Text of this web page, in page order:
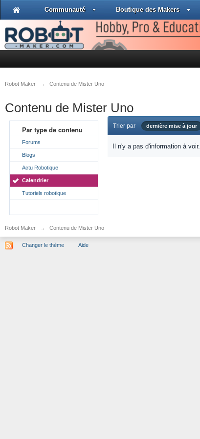
Communauté Boutique des Makers
Robot Maker → Contenu de Mister Uno
Contenu de Mister Uno
Par type de contenu
Forums
Blogs
Actu Robotique
Calendrier
Tutoriels robotique
Trier par dernière mise à jour
Il n'y a pas d'information à voir.
Robot Maker → Contenu de Mister Uno
Changer le thème Aide